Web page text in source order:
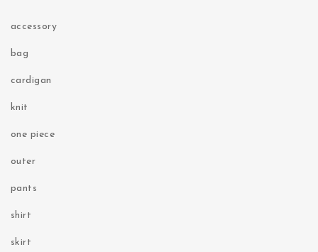
accessory
bag
cardigan
knit
one piece
outer
pants
shirt
skirt